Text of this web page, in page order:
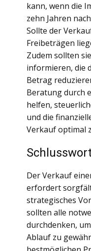
kann, wenn die
zehn Jahren
Sollte der
Freibeträgen
Zudem sollten
informieren, die
Betrag
Beratung durch
helfen,
und die
Verkauf optimal
Der Verkauf
erfordert
strategisches
sollten alle
durchdenken,
Ablauf zu